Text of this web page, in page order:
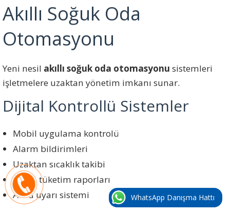
Akıllı Soğuk Oda
Otomasyonu
Yeni nesil akıllı soğuk oda otomasyonu sistemleri
işletmelere uzaktan yönetim imkanı sunar.
Dijital Kontrollü Sistemler
Mobil uygulama kontrolü
Alarm bildirimleri
Uzaktan sıcaklık takibi
Enerji tüketim raporları
Arıza uyarı sistemi
WhatsApp Danışma Hattı